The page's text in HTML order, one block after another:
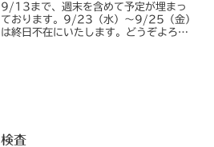
9/13まで、週末を含めて予定が埋まっ
ております。9/23（水）～9/25（金）
は終日不在にいたします。どうぞよろし
検査